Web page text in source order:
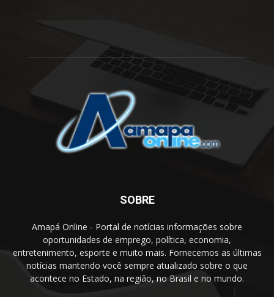
SOBRE
Amapá Online - Portal de notícias informações sobre
oportunidades de emprego, política, economia,
entretenimento, esporte e muito mais. Fornecemos as últimas
notícias mantendo você sempre atualizado sobre o que
acontece no Estado, na região, no Brasil e no mundo.